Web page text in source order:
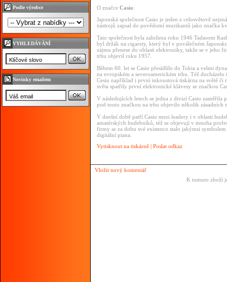
Podle výrobce
VYHLEDÁVÁNÍ
Novinky emailem
O značce Casio:
Japonská společnost Casio je jeden z celosvětově
nástrojů zapsal do povědomí muzikantů jako značka
Tato společnost byla založena roku 1946 Tadaoem
byl držák na cigarety, který byl v poválečném
zájmu přenese do oblasti elektroniky, takže se v jeho
trhu objevil roku 1957.
Během 60. let se Casio přesídlilo do Tokia a velmi
na evropském a severoamerickém trhu. Též
Cesiu například i první inkoustová tiskárna na světě
světa spatřily první elektronické klávesy se značkou
V následujících letech se jedna z divizí Casio zaměřila
pod touto značkou na trhu objevilo několik zásadních
V dnešní době patří Casio mezi leadery i v oblasti
amatérských hudebníků, též se objevují v mnoha
firmy se za dobu své existence stalo jakýmsi
digitální piana.
Vytisknout na tiskárně | Poslat odkaz
Vložit nový komentář
K tomuto zboží